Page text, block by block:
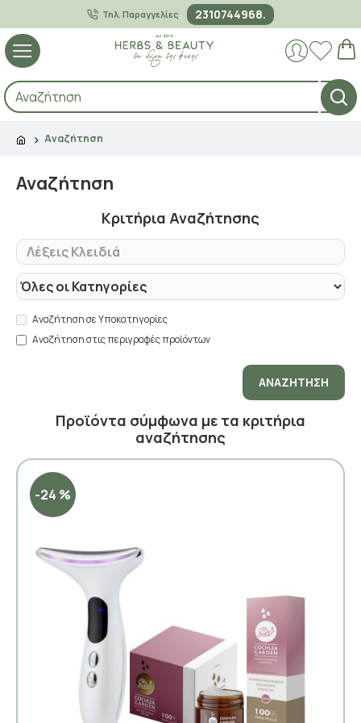
Τηλ. Παραγγελίες 2310744968.
Αναζήτηση
Αναζήτηση
Κριτήρια Αναζήτησης
Αναζήτηση σε Υποκατηγορίες
Αναζήτηση στις περιγραφές προϊόντων
ΑΝΑΖΉΤΗΣΗ
Προϊόντα σύμφωνα με τα κριτήρια
αναζήτησης
-24 %